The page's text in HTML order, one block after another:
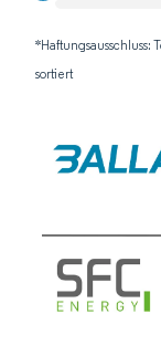
sortiert